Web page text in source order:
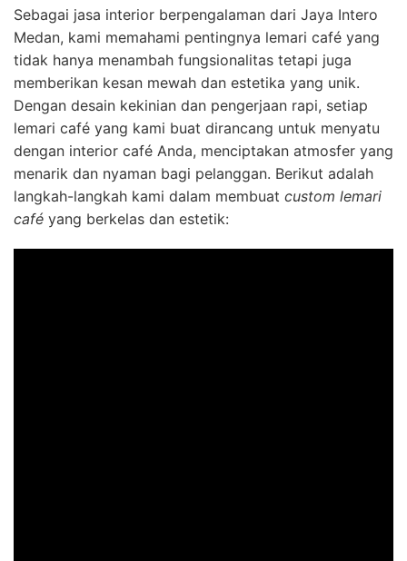
Sebagai jasa interior berpengalaman dari Jaya Intero
Medan, kami memahami pentingnya lemari café yang
tidak hanya menambah fungsionalitas tetapi juga
memberikan kesan mewah dan estetika yang unik.
Dengan desain kekinian dan pengerjaan rapi, setiap
lemari café yang kami buat dirancang untuk menyatu
dengan interior café Anda, menciptakan atmosfer yang
menarik dan nyaman bagi pelanggan. Berikut adalah
langkah-langkah kami dalam membuat custom lemari
café yang berkelas dan estetik: